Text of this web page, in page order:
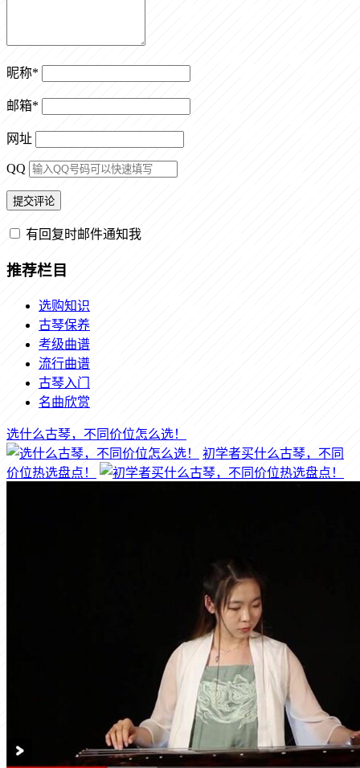
昵称*
邮箱*
网址
QQ
有回复时邮件通知我
推荐栏目
选购知识
古琴保养
考级曲谱
流行曲谱
古琴入门
名曲欣赏
选什么古琴，不同价位怎么选！
初学者买什么古琴，不同
价位热选盘点！